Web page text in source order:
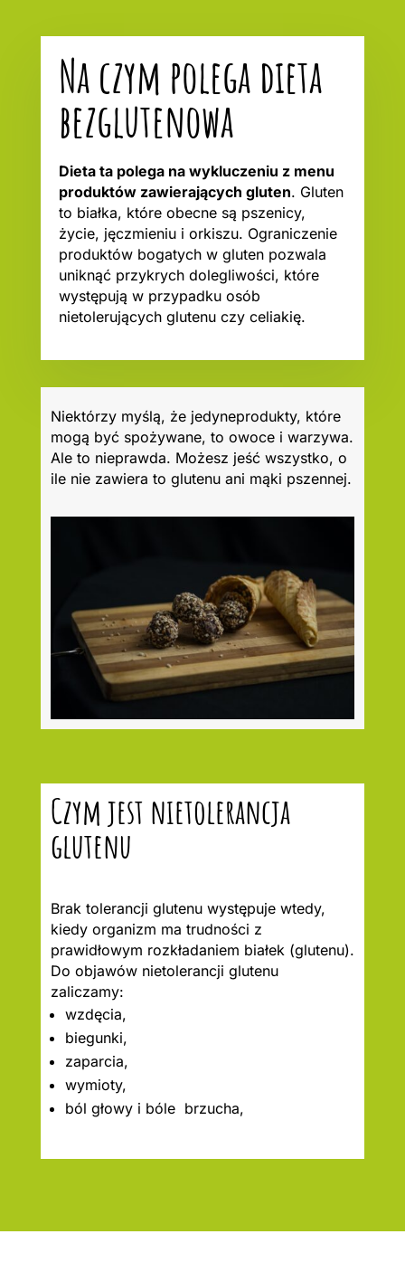
Na czym polega dieta
bezglutenowa
Dieta ta polega na wykluczeniu z menu
produktów zawierających gluten. Gluten
to białka, które obecne są pszenicy,
życie, jęczmieniu i orkiszu. Ograniczenie
produktów bogatych w gluten pozwala
uniknąć przykrych dolegliwości, które
występują w przypadku osób
nietolerujących glutenu czy celiakię.
Niektórzy myślą, że jedyneprodukty, które
mogą być spożywane, to owoce i warzywa.
Ale to nieprawda. Możesz jeść wszystko, o
ile nie zawiera to glutenu ani mąki pszennej.
Czym jest nietolerancja
glutenu
Brak tolerancji glutenu występuje wtedy,
kiedy organizm ma trudności z
prawidłowym rozkładaniem białek (glutenu).
Do objawów nietolerancji glutenu
zaliczamy:
wzdęcia,
biegunki,
zaparcia,
wymioty,
ból głowy i bóle brzucha,